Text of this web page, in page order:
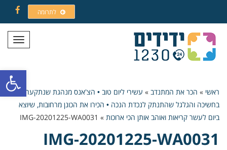
פתח
לתרומה
תפריט
ראשי » הכר את המתנדב » עשירי ליום טוב • הצ'אנס מנהגת שנתקעה
בחשיכה והגלגל שהתנתק לנכדת הנכה • הכירו את הכונן מרחובות, שיוצא
ביום לעשר קריאות ואוהב אותן הכי ארוכות »
IMG-20201225-WA0031
IMG-20201225-WA0031